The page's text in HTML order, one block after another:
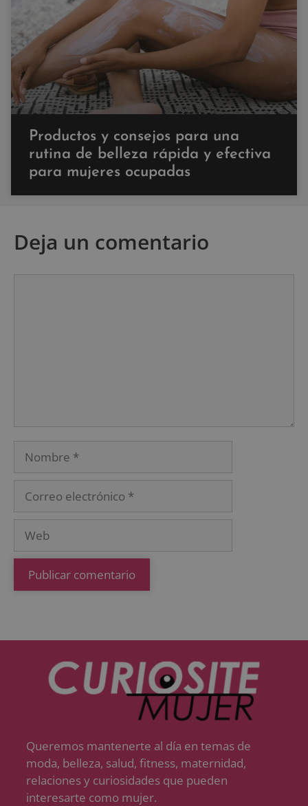
Productos y consejos para una
rutina de belleza rápida y efectiva
para mujeres ocupadas
Deja un comentario
Queremos mantenerte al día en temas de
moda, belleza, salud, fitness, maternidad,
relaciones y curiosidades que pueden
interesarte como mujer.